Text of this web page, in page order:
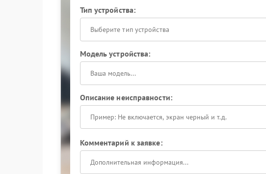
Тип устройства:
Выберите тип устройства
Модель устройства:
Описание неисправности:
Комментарий к заявке: